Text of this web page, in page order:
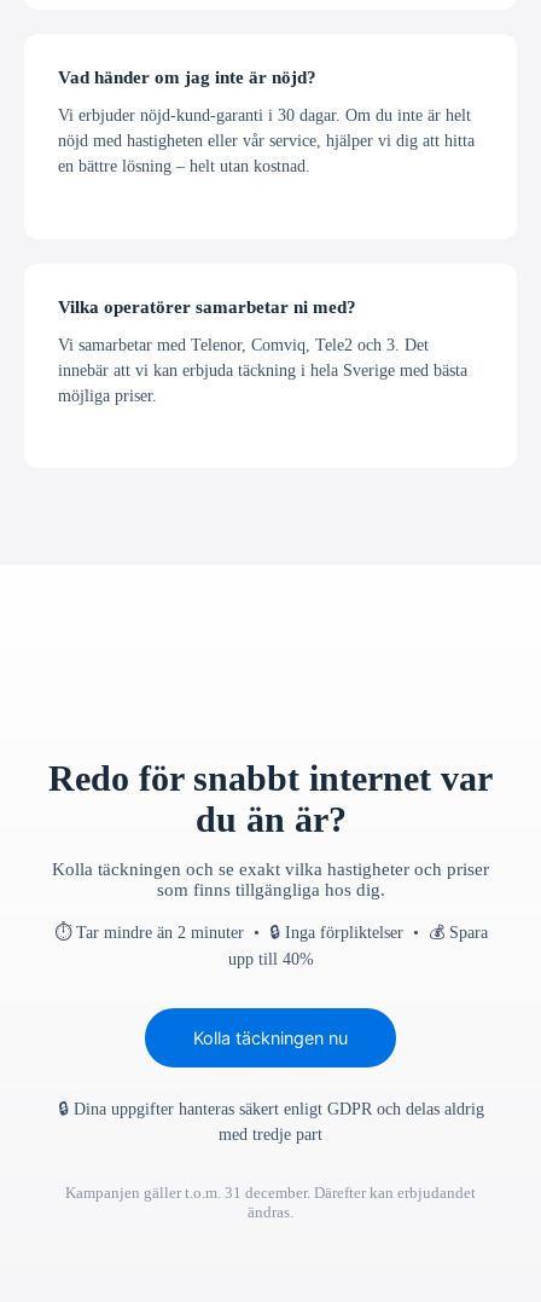
Vad händer om jag inte är nöjd?
Vi erbjuder nöjd-kund-garanti i 30 dagar. Om du inte är helt
nöjd med hastigheten eller vår service, hjälper vi dig att hitta
en bättre lösning – helt utan kostnad.
Vilka operatörer samarbetar ni med?
Vi samarbetar med Telenor, Comviq, Tele2 och 3. Det
innebär att vi kan erbjuda täckning i hela Sverige med bästa
möjliga priser.
Redo för snabbt internet var
du än är?
Kolla täckningen och se exakt vilka hastigheter och priser
som finns tillgängliga hos dig.
⏱ Tar mindre än 2 minuter • 🔒 Inga förpliktelser • 💰 Spara
upp till 40%
Kolla täckningen nu
🔒 Dina uppgifter hanteras säkert enligt GDPR och delas aldrig
med tredje part
Kampanjen gäller t.o.m. 31 december. Därefter kan erbjudandet
ändras.